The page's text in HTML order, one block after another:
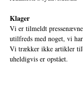
Klager
Vi er tilmeldt
utilfreds med noget, vi
Vi trækker ikke artikler
uheldigvis er opstået.